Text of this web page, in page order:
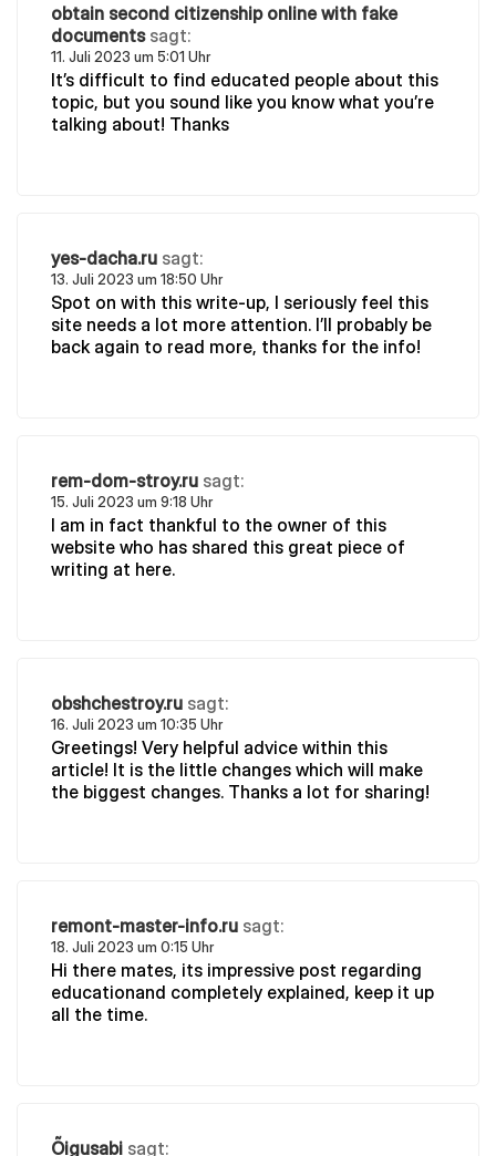
obtain second citizenship online with fake
documents sagt:
11. Juli 2023 um 5:01 Uhr
It’s difficult to find educated people about this
topic, but you sound like you know what you’re
talking about! Thanks
yes-dacha.ru sagt:
13. Juli 2023 um 18:50 Uhr
Spot on with this write-up, I seriously feel this
site needs a lot more attention. I’ll probably be
back again to read more, thanks for the info!
rem-dom-stroy.ru sagt:
15. Juli 2023 um 9:18 Uhr
I am in fact thankful to the owner of this
website who has shared this great piece of
writing at here.
obshchestroy.ru sagt:
16. Juli 2023 um 10:35 Uhr
Greetings! Very helpful advice within this
article! It is the little changes which will make
the biggest changes. Thanks a lot for sharing!
remont-master-info.ru sagt:
18. Juli 2023 um 0:15 Uhr
Hi there mates, its impressive post regarding
educationand completely explained, keep it up
all the time.
Õigusabi sagt: